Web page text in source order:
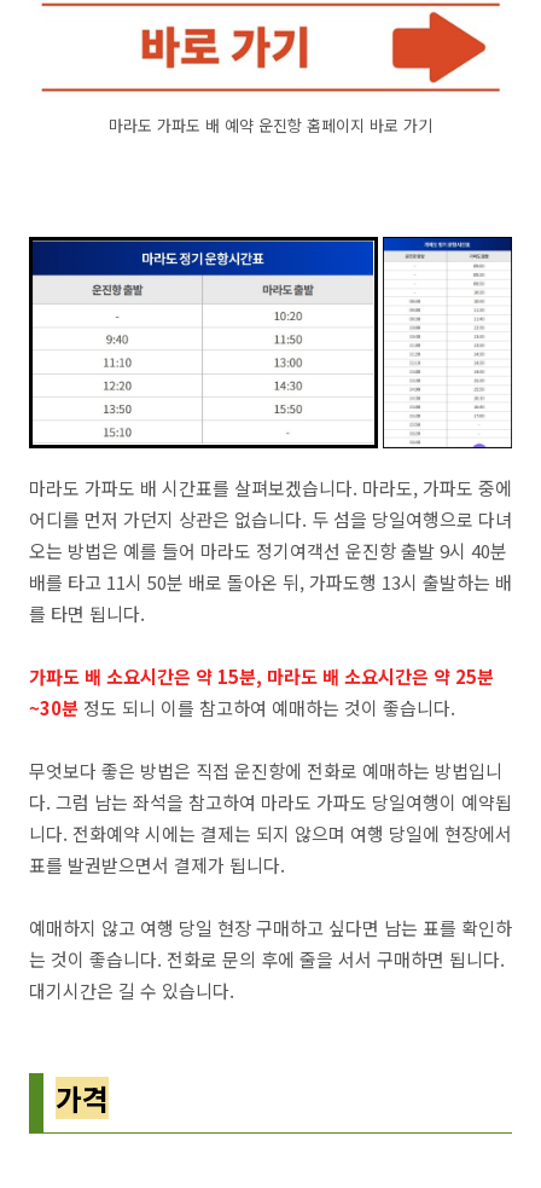
마라도 가파도 배 예약 운진항 홈페이지 바로 가기
마라도 가파도 배 시간표를 살펴보겠습니다. 마라도, 가파도 중에
어디를 먼저 가던지 상관은 없습니다. 두 섬을 당일여행으로 다녀
오는 방법은 예를 들어 마라도 정기여객선 운진항 출발 9시 40분
배를 타고 11시 50분 배로 돌아온 뒤, 가파도행 13시 출발하는 배
를 타면 됩니다.
가파도 배 소요시간은 약 15분, 마라도 배 소요시간은 약 25분
~30분 정도 되니 이를 참고하여 예매하는 것이 좋습니다.
무엇보다 좋은 방법은 직접 운진항에 전화로 예매하는 방법입니
다. 그럼 남는 좌석을 참고하여 마라도 가파도 당일여행이 예약됩
니다. 전화예약 시에는 결제는 되지 않으며 여행 당일에 현장에서
표를 발권받으면서 결제가 됩니다.
예매하지 않고 여행 당일 현장 구매하고 싶다면 남는 표를 확인하
는 것이 좋습니다. 전화로 문의 후에 줄을 서서 구매하면 됩니다.
대기시간은 길 수 있습니다.
가격